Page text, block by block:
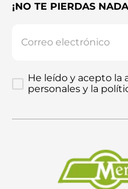
¡NO TE PIERDAS
He leído y acepto la
personales y la